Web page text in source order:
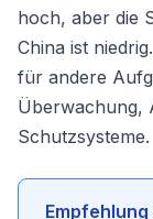
hoch, aber die
China ist
für andere
Überwachung,
Schutzsysteme.